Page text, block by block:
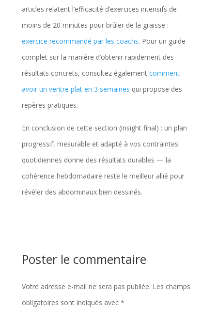
articles relatent l’efficacité d’exercices intensifs de
moins de 20 minutes pour brûler de la graisse :
exercice recommandé par les coachs. Pour un guide
complet sur la manière d’obtenir rapidement des
résultats concrets, consultez également comment
avoir un ventre plat en 3 semaines qui propose des
repères pratiques.
En conclusion de cette section (insight final) : un plan
progressif, mesurable et adapté à vos contraintes
quotidiennes donne des résultats durables — la
cohérence hebdomadaire reste le meilleur allié pour
révéler des abdominaux bien dessinés.
Poster le commentaire
Votre adresse e-mail ne sera pas publiée. Les champs
obligatoires sont indiqués avec *